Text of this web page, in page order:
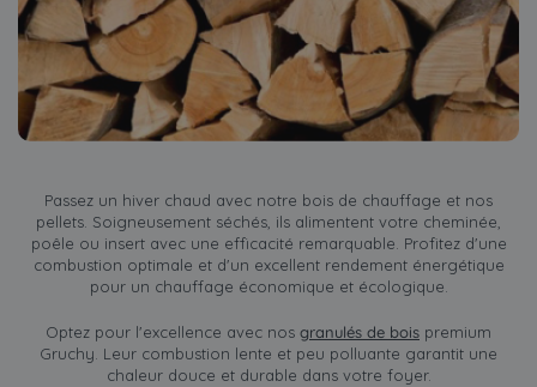
Passez un hiver chaud avec notre bois de chauffage et nos
pellets. Soigneusement séchés, ils alimentent votre cheminée,
poêle ou insert avec une efficacité remarquable. Profitez d'une
combustion optimale et d'un excellent rendement énergétique
pour un chauffage économique et écologique.
Optez pour l'excellence avec nos granulés de bois premium
Gruchy. Leur combustion lente et peu polluante garantit une
chaleur douce et durable dans votre foyer.